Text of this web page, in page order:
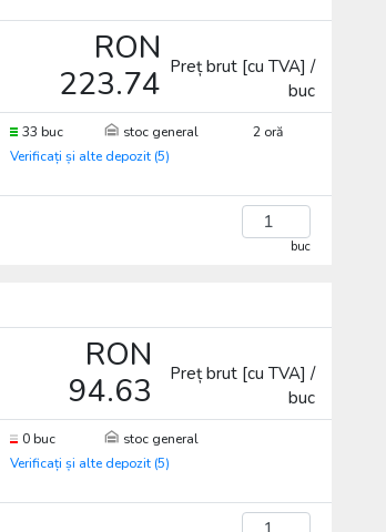
RON
223.74 Preț brut [cu TVA] /
buc
33 buc stoc general
2 oră
Verificați și alte depozit (5)
buc
RON
94.63
Preț brut [cu TVA] /
buc
0 buc
stoc general
Verificați și alte depozit (5)